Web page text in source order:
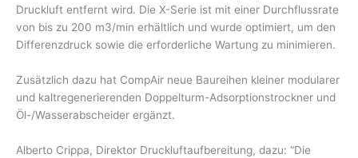
Druckluft entfernt wird. Die X-Serie ist mit einer Durchflussrate
von bis zu 200 m3/min erhältlich und wurde optimiert, um den
Differenzdruck sowie die erforderliche Wartung zu minimieren.
Zusätzlich dazu hat CompAir neue Baureihen kleiner modularer
und kaltregenerierenden Doppelturm-Adsorptionstrockner und
Öl-/Wasserabscheider ergänzt.
Alberto Crippa, Direktor Druckluftaufbereitung, dazu: “Die